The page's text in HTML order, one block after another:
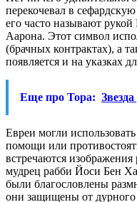
перекочевал в
его часто называют
Аарона. Этот символ
(брачных контрактах), а
появляется и на указках
Еще про Тора:
Евреи могли
помощи или
встречаются
мудрец рабби Йоси Бен
были благословлены
они защищены от дурного